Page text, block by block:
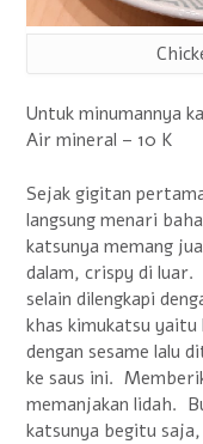
Untuk minumannya
Air mineral – 10 K
Sejak gigitan
langsung menari
katsunya memang
dalam, crispy di luar.
selain dilengkapi
khas kimukatsu yaitu
dengan sesame lalu
ke saus ini.
memanjakan lidah.
katsunya begitu